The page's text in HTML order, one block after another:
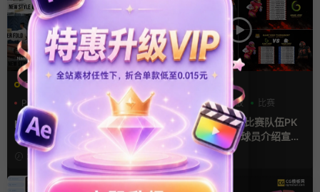
PR基本图形mogrt
PR基本图形
PR字幕模板
人物介绍
pr字幕模板 9组胶带贴纸人物
介绍角标动画PR模版
2天前
字幕模板 比赛
ae体育模板 足球比赛队伍PK
比分牌对决卡片球员介绍宣传
视频AE模板
2天前